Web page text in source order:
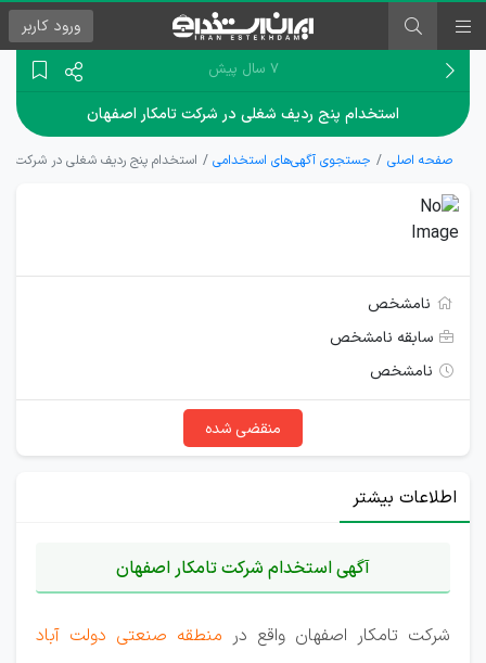
ورود کاربر
۷ سال پیش
استخدام پنج ردیف شغلی در شرکت تامکار اصفهان
صفحه اصلی جستجوی آگهی‌های استخدامی استخدام پنج ردیف شغلی در شرکت
نامشخص
سابقه نامشخص
نامشخص
منقضی شده
اطلاعات بیشتر
آگهی استخدام شرکت تامکار اصفهان
شرکت تامکار اصفهان واقع در منطقه صنعتی دولت آباد